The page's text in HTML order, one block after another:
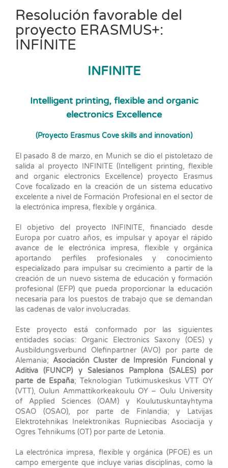
Resolución favorable del
proyecto ERASMUS+:
INFINITE
INFINITE
Intelligent printing, flexible and organic
electronics Excellence
(Proyecto Erasmus Cove skills and innovation)
El pasado 8 de marzo, en Munich se dio el pistoletazo de
salida al proyecto INFINITE (Intelligent printing, flexible
and organic electronics Excellence) proyecto Erasmus
Cove focalizado en la creación de un sistema educativo
excelente a nivel de Formación Profesional en el sector de
la electrónica impresa, flexible y orgánica.
El objetivo del proyecto INFINITE, financiado desde
Europa por cuatro años, es impulsar y apoyar el rápido
avance de le electrónica impresa, flexible y orgánica
aportando perfiles profesionales y conocimiento
especializado para impulsar su crecimiento a partir de la
creación de un nuevo sistema de educación y formación
profesional (EFP) que pueda proporcionar la educación
necesaria para los puestos de trabajo que se demandan
las cadenas de valor involucradas.
Este proyecto está conformado por las siguientes
entidades socias: Organic Electronics Saxony (OES) y
Ausbildungsverbund Olefinpartner (AVO) por parte de
Alemania; Asociación Cluster de Impresión Funcional y
Aditiva (FUNCP) y Salesianos Pamplona (SALES) por
parte de España; Teknologian Tutkimuskeskus VTT OY
(VTT), Oulun Ammattikorkeakoulu OY – Oulu University
of Applied Sciences (OAM) y Koulutuskuntayhtyma
OSAO (OSAO), por parte de Finlandia; y Latvijas
Elektrotehnikas Inelektronikas Rupniecibas Asociacija y
Ogres Tehnikums (OT) por parte de Letonia.
La electrónica impresa, flexible y orgánica (PFOE) es un
campo emergente que incluye varias disciplinas, como la